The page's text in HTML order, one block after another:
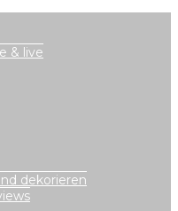
& live
dekorieren